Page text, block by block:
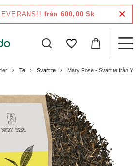
från 600,00 Sk
Te Svart te Mary Rose - Svart te från